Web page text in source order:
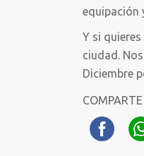
equipación
Y si
ciudad.
Diciembre